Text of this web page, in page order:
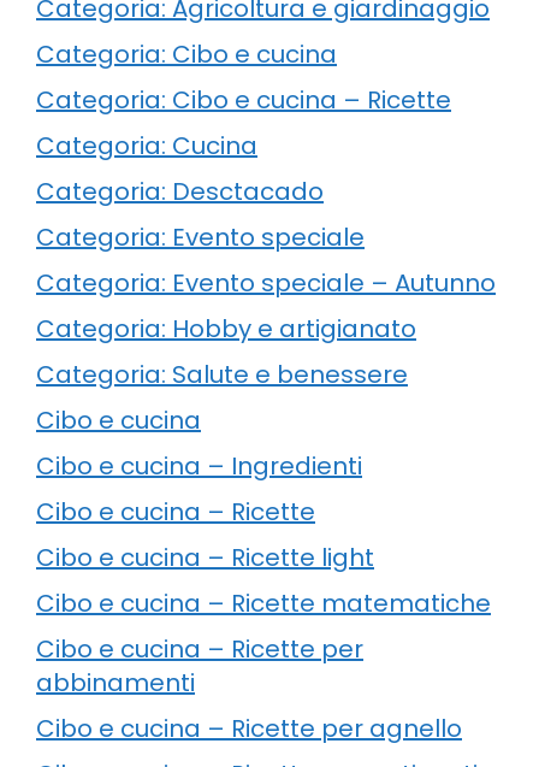
Categoria: Agricoltura e giardinaggio
Categoria: Cibo e cucina
Categoria: Cibo e cucina – Ricette
Categoria: Cucina
Categoria: Desctacado
Categoria: Evento speciale
Categoria: Evento speciale – Autunno
Categoria: Hobby e artigianato
Categoria: Salute e benessere
Cibo e cucina
Cibo e cucina – Ingredienti
Cibo e cucina – Ricette
Cibo e cucina – Ricette light
Cibo e cucina – Ricette matematiche
Cibo e cucina – Ricette per
abbinamenti
Cibo e cucina – Ricette per agnello